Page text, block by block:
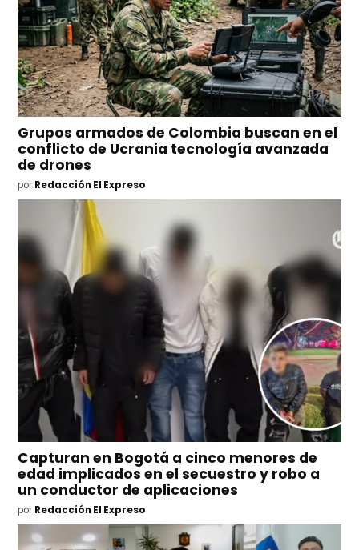
Grupos armados de Colombia buscan en el
conflicto de Ucrania tecnología avanzada
de drones
por Redacción El Expreso
Capturan en Bogotá a cinco menores de
edad implicados en el secuestro y robo a
un conductor de aplicaciones
por Redacción El Expreso